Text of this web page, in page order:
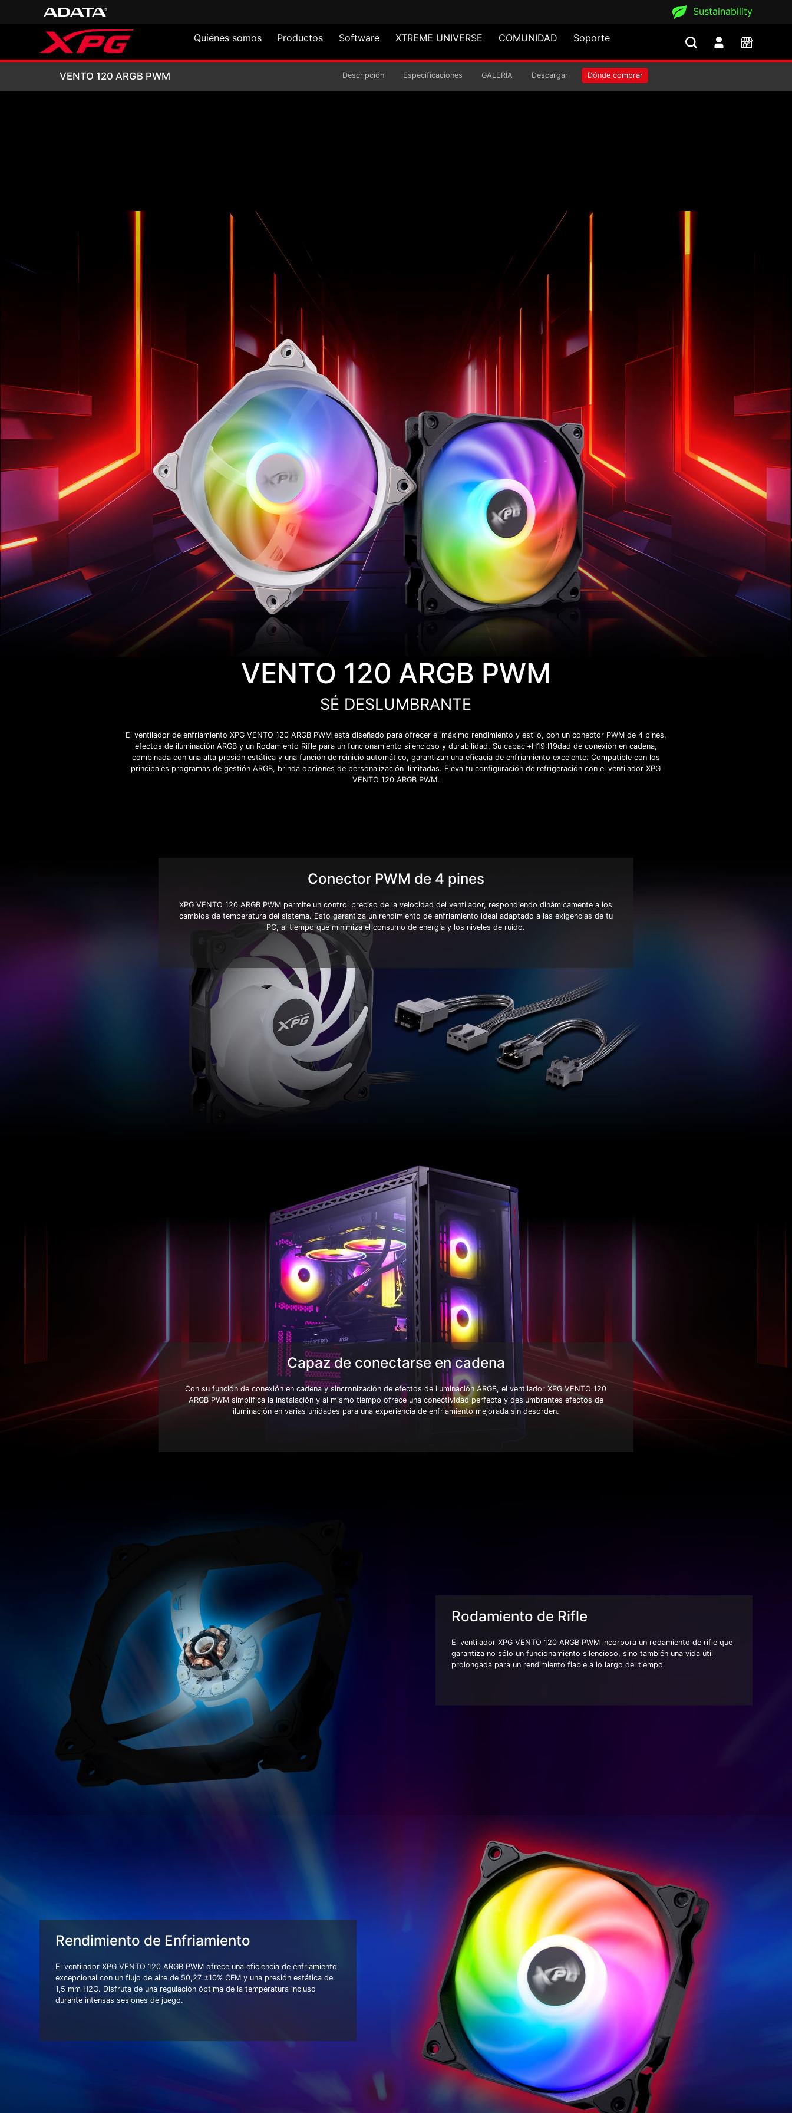
Sustainability
Quiénes somos Productos Software XTREME UNIVERSE COMUNIDAD Soporte
VENTO 120 ARGB PWM
VENTO 120 ARGB PWM Descripción Especificaciones GALERÍA Descargar Dónde comprar
VENTO 120 ARGB PWM
SÉ DESLUMBRANTE
El ventilador de enfriamiento XPG VENTO 120 ARGB PWM está diseñado para ofrecer el máximo rendimiento y estilo, con un conector PWM de 4 pines,
efectos de iluminación ARGB y un Rodamiento Rifle para un funcionamiento silencioso y durabilidad. Su capaci+H19:I19dad de conexión en cadena,
combinada con una alta presión estática y una función de reinicio automático, garantizan una eficacia de enfriamiento excelente. Compatible con los
principales programas de gestión ARGB, brinda opciones de personalización ilimitadas. Eleva tu configuración de refrigeración con el ventilador XPG
VENTO 120 ARGB PWM.
Conector PWM de 4 pines
XPG VENTO 120 ARGB PWM permite un control preciso de la velocidad del ventilador, respondiendo dinámicamente a los
cambios de temperatura del sistema. Esto garantiza un rendimiento de enfriamiento ideal adaptado a las exigencias de tu
PC, al tiempo que minimiza el consumo de energía y los niveles de ruido.
Capaz de conectarse en cadena
Con su función de conexión en cadena y sincronización de efectos de iluminación ARGB, el ventilador XPG VENTO 120
ARGB PWM simplifica la instalación y al mismo tiempo ofrece una conectividad perfecta y deslumbrantes efectos de
iluminación en varias unidades para una experiencia de enfriamiento mejorada sin desorden.
Rodamiento de Rifle
El ventilador XPG VENTO 120 ARGB PWM incorpora un rodamiento de rifle que
garantiza no sólo un funcionamiento silencioso, sino también una vida útil
prolongada para un rendimiento fiable a lo largo del tiempo.
Rendimiento de Enfriamiento
El ventilador XPG VENTO 120 ARGB PWM ofrece una eficiencia de enfriamiento
excepcional con un flujo de aire de 50,27 ±10% CFM y una presión estática de
1,5 mm H2O. Disfruta de una regulación óptima de la temperatura incluso
durante intensas sesiones de juego.